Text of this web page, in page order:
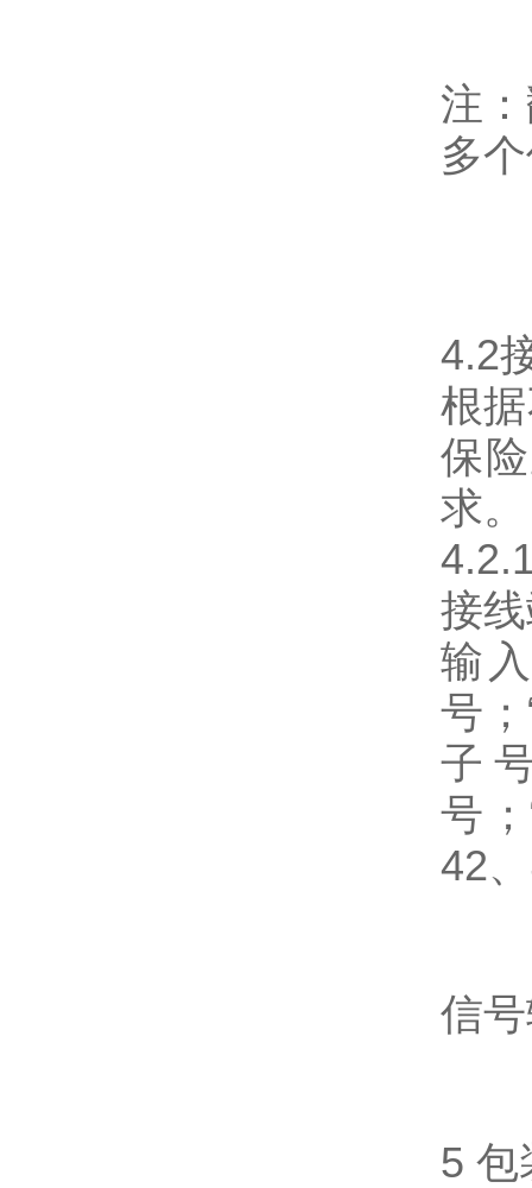
注
多
4.2
根
保
求。
接
输
号
子
号
42
信
5 包